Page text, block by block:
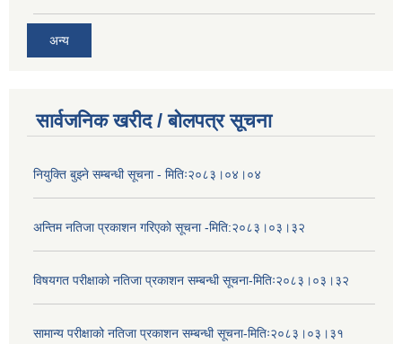
अन्य
सार्वजनिक खरीद / बोलपत्र सूचना
नियुक्ति बुझ्ने सम्बन्धी सूचना - मितिः२०८३।०४।०४
अन्तिम नतिजा प्रकाशन गरिएको सूचना -मिति:२०८३।०३।३२
विषयगत परीक्षाको नतिजा प्रकाशन सम्बन्धी सूचना-मितिः२०८३।०३।३२
सामान्य परीक्षाको नतिजा प्रकाशन सम्बन्धी सूचना-मितिः२०८३।०३।३१